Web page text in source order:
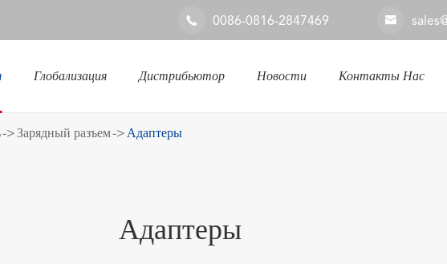
 0086-0816-2847469 
Глобализация Дистрибьютор Новости Контакты Нас
Зарядный разъем Адаптеры
Адаптеры